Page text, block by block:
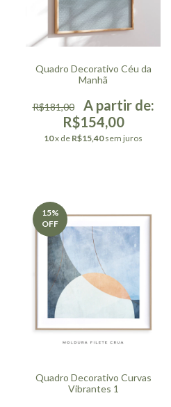
Quadro Decorativo Céu da
Manhã
R$181,00
R$154,00
10x de R$15,40 sem juros
15%
OFF
Quadro Decorativo Curvas
Vibrantes 1